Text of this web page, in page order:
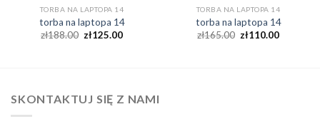
TORBA NA LAPTOPA 14
torba na laptopa 14
zł188.00 zł125.00
TORBA NA LAPTOPA 14
torba na laptopa 14
zł165.00 zł110.00
SKONTAKTUJ SIĘ Z NAMI